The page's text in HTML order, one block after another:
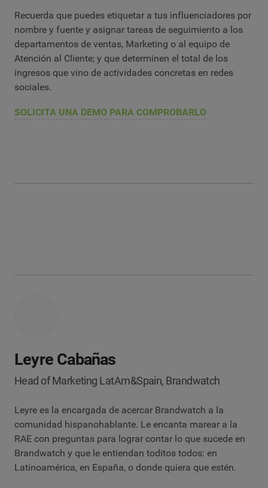
Recuerda que puedes etiquetar a tus influenciadores por
nombre y fuente y asignar tareas de seguimiento a los
departamentos de ventas, Marketing o al equipo de
Atención al Cliente; y que determinen el total de los
ingresos que vino de actividades concretas en redes
sociales.
SOLICITA UNA DEMO PARA COMPROBARLO
Leyre Cabañas
Head of Marketing LatAm&Spain, Brandwatch
Leyre es la encargada de acercar Brandwatch a la
comunidad hispanohablante. Le encanta marear a la
RAE con preguntas para lograr contar lo que sucede en
Brandwatch y que le entiendan toditos todos: en
Latinoamérica, en España, o donde quiera que estén.